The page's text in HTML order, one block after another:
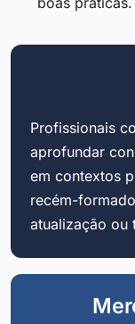
Profissionais
aprofundar
em contextos
recém-
atualização ou